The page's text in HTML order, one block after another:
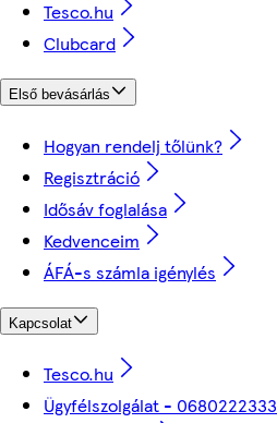
Tesco.hu
Clubcard
Első bevásárlás
Hogyan rendelj tőlünk?
Regisztráció
Idősáv foglalása
Kedvenceim
ÁFÁ-s számla igénylés
Kapcsolat
Tesco.hu
Ügyfélszolgálat - 0680222333